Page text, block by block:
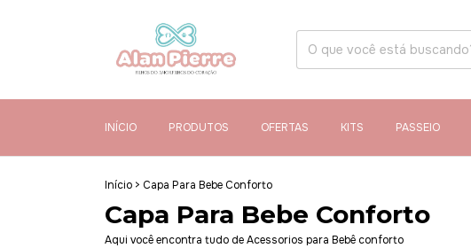
INÍCIO PRODUTOS OFERTAS KITS PASSEIO
Início > Capa Para Bebe Conforto
Capa Para Bebe Conforto
Aqui você encontra tudo de Acessorios para Bebê conforto